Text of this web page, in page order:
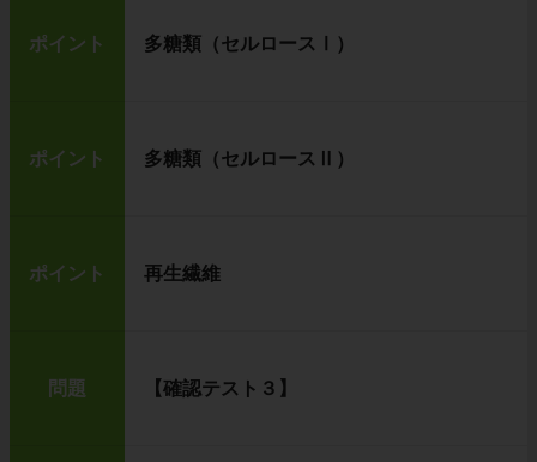
ポイント 多糖類（セルロースⅠ）
ポイント 多糖類（セルロースⅡ）
ポイント 再生繊維
問題 【確認テスト３】